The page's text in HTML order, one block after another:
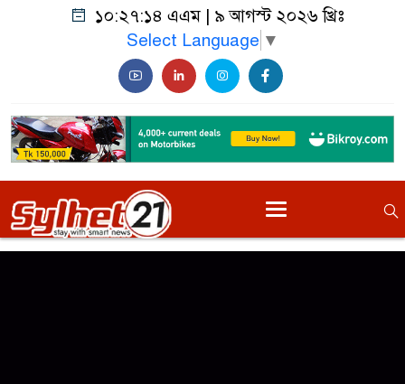
১০:২৭:১৪ এএম | ৯ আগস্ট ২০২৬ খ্রিঃ
Select Language ▼